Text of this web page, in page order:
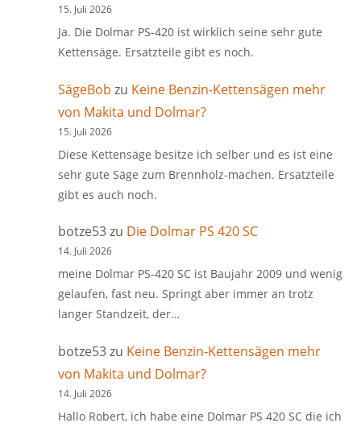
15. Juli 2026
Ja. Die Dolmar PS-420 ist wirklich seine sehr gute
Kettensäge. Ersatzteile gibt es noch.
SägeBob zu Keine Benzin-Kettensägen mehr
von Makita und Dolmar?
15. Juli 2026
Diese Kettensäge besitze ich selber und es ist eine
sehr gute Säge zum Brennholz-machen. Ersatzteile
gibt es auch noch.
botze53zu Die Dolmar PS 420 SC
14. Juli 2026
meine Dolmar PS-420 SC ist Baujahr 2009 und wenig
gelaufen, fast neu. Springt aber immer an trotz
langer Standzeit, der…
botze53zu Keine Benzin-Kettensägen mehr
von Makita und Dolmar?
14. Juli 2026
Hallo Robert, ich habe eine Dolmar PS 420 SC die ich